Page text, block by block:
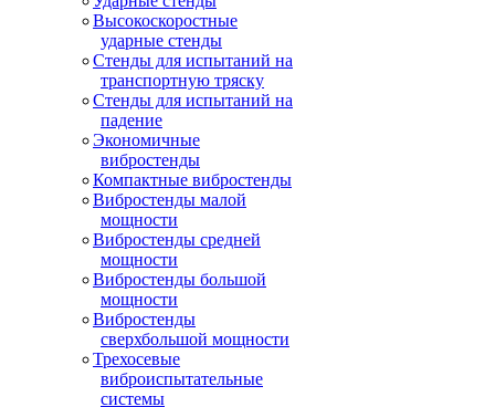
Высокоскоростные
ударные стенды
Стенды для испытаний на
транспортную тряску
Стенды для испытаний на
падение
Экономичные
вибростенды
Компактные вибростенды
Вибростенды малой
мощности
Вибростенды средней
мощности
Вибростенды большой
мощности
Вибростенды
сверхбольшой мощности
Трехосевые
виброиспытательные
системы